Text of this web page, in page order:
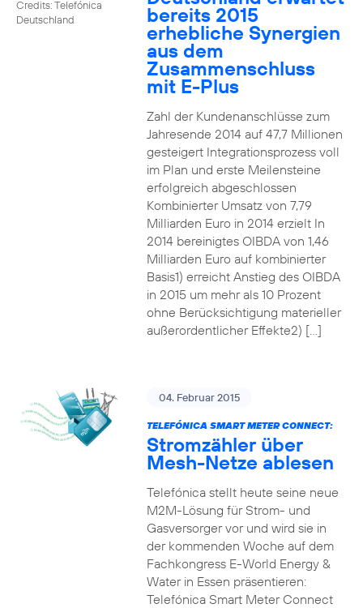
Credits: Telefónica
Deutschland
bereits 2015
erhebliche Synergien
aus dem
Zusammenschluss
mit E-Plus
Zahl der Kundenanschlüsse zum
Jahresende 2014 auf 47,7 Millionen
gesteigert Integrationsprozess voll
im Plan und erste Meilensteine
erfolgreich abgeschlossen
Kombinierter Umsatz von 7,79
Milliarden Euro in 2014 erzielt In
2014 bereinigtes OIBDA von 1,46
Milliarden Euro auf kombinierter
Basis1) erreicht Anstieg des OIBDA
in 2015 um mehr als 10 Prozent
ohne Berücksichtigung materieller
außerordentlicher Effekte2) […]
04. Februar 2015
TELEFÓNICA SMART METER CONNECT:
Stromzähler über
Mesh-Netze ablesen
Telefónica stellt heute seine neue
M2M-Lösung für Strom- und
Gasversorger vor und wird sie in
der kommenden Woche auf dem
Fachkongress E-World Energy &
Water in Essen präsentieren:
Telefónica Smart Meter Connect